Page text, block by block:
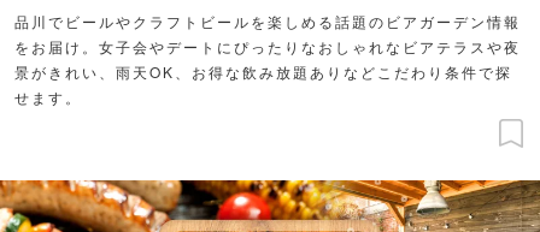
品川でビールやクラフトビールを楽しめる話題のビアガーデン情報
をお届け。女子会やデートにぴったりなおしゃれなビアテラスや夜
景がきれい、雨天OK、お得な飲み放題ありなどこだわり条件で探
せます。